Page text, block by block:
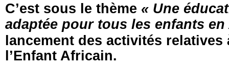
C’est sous le thème « Une
adaptée pour tous les enfants
lancement des activités relatives
l’Enfant Africain.